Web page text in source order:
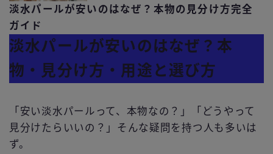
淡水パールが安いのはなぜ？本物の見分け方完全
ガイド
淡水パールが安いのはなぜ？本
物・見分け方・用途と選び方
「安い淡水パールって、本物なの？」「どうやって
見分けたらいいの？」そんな疑問を持つ人も多いは
ず。